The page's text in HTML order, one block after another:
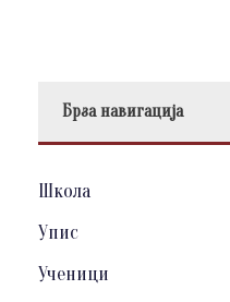
Брза навигација
Школа
Упис
Ученици